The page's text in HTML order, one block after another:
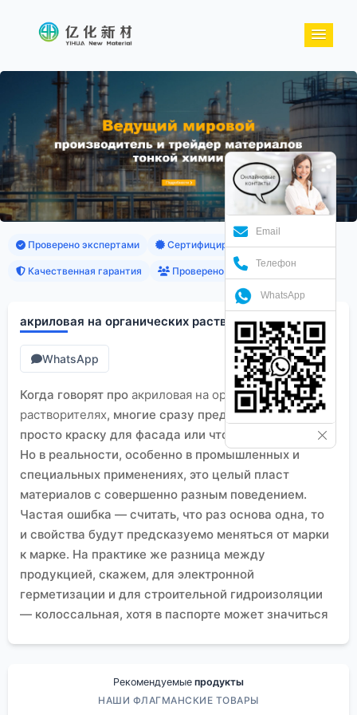
Проверено экспертами Сертифицированные продукты
Качественная гарантия Проверено клиентами
акриловая на органических растворителях
WhatsApp
Когда говорят про акриловая на органических
растворителях, многие сразу представляют себе
просто краску для фасада или что-то вроде того.
Но в реальности, особенно в промышленных и
специальных применениях, это целый пласт
материалов с совершенно разным поведением.
Частая ошибка — считать, что раз основа одна, то
и свойства будут предсказуемо меняться от марки
к марке. На практике же разница между
продукцией, скажем, для электронной
герметизации и для строительной гидроизоляции
— колоссальная, хотя в паспорте может значиться
параметры: содержание сухого остатка, тип
растворителя, время жизни. Казалось бы, всё
Рекомендуемые продукты
НАШИ ФЛАГМАНСКИЕ ТОВАРЫ
Email
Телефон
WhatsApp